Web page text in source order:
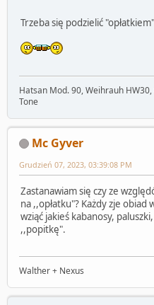
Trzeba się podzielić "opłatkiem"
Hatsan Mod. 90, Weihrauh
Tone
Mc Gyver
Grudzień 07, 2023, 03:39:08 PM
Zastanawiam się czy ze
na ,,opłatku"? Każdy zje obiad
wziąć jakieś kabanosy,
,,popitkę".
Walther + Nexus